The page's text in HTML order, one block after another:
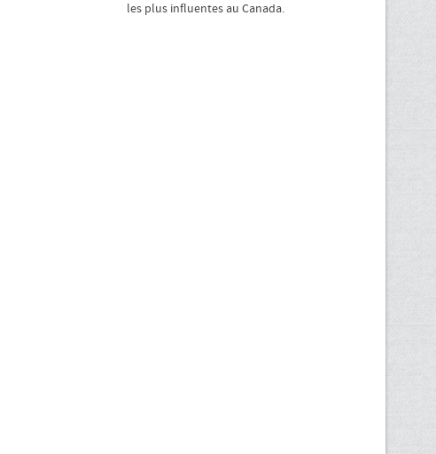
les plus influentes au Canada.